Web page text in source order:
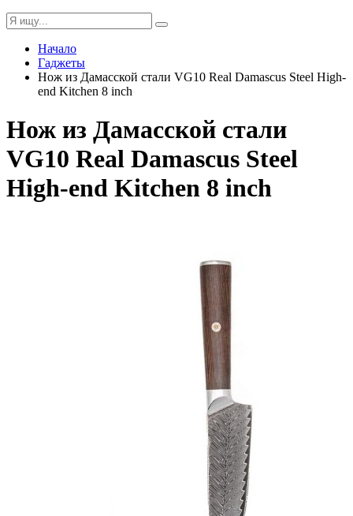
Начало
Гаджеты
Нож из Дамасской стали VG10 Real Damascus Steel High-
end Kitchen 8 inch
Нож из Дамасской стали
VG10 Real Damascus Steel
High-end Kitchen 8 inch